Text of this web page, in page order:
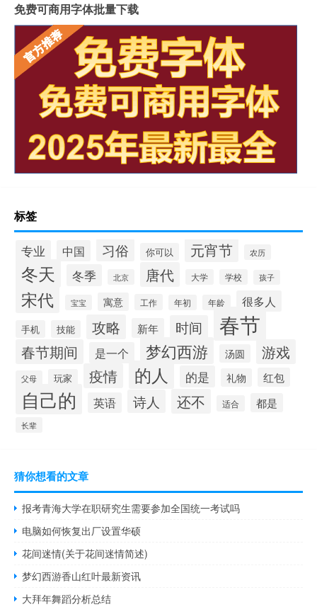
免费可商用字体批量下载
标签
专业 中国 习俗 你可以 元宵节 农历
冬天 冬季 北京 唐代 大学 学校 孩子
宋代 宝宝 寓意 工作 年初 年龄 很多人
手机 技能 攻略 新年 时间 春节
春节期间 是一个 梦幻西游 汤圆 游戏
父母 玩家 疫情 的人 的是 礼物 红包
自己的 英语 诗人 还不 适合 都是
长辈
猜你想看的文章
报考青海大学在职研究生需要参加全国统一考试吗
电脑如何恢复出厂设置华硕
花间迷情(关于花间迷情简述)
梦幻西游香山红叶最新资讯
大拜年舞蹈分析总结